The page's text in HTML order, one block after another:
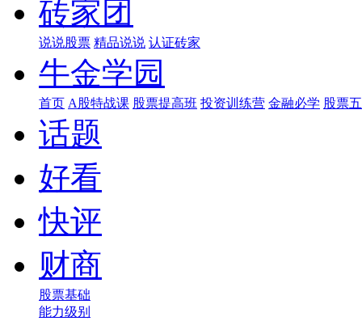
砖家团
说说股票 精品说说 认证砖家
牛金学园
首页 A股特战课 股票提高班 投资训练营 金融必学 股票
话题
好看
快评
财商
股票基础
能力级别